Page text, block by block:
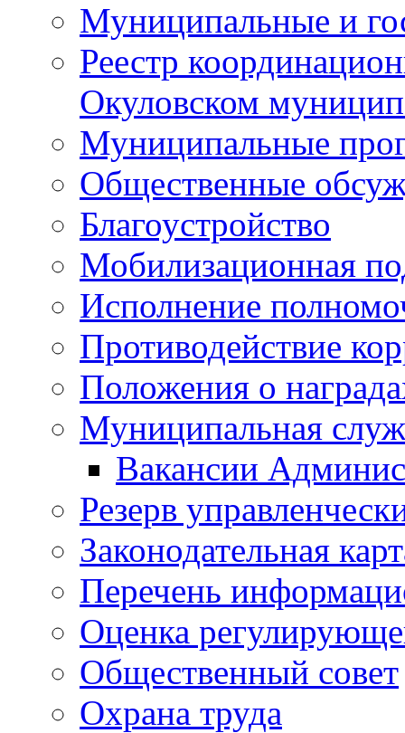
Муниципальные и
Реестр
Окуловском
Муниципальные
Общественные
Благоустройство
Мобилизационная
Исполнение
Противодействие
Положения о
Муниципальная
Вакансии
Резерв
Законодательная
Перечень
Оценка
Общественный совет
Охрана труда